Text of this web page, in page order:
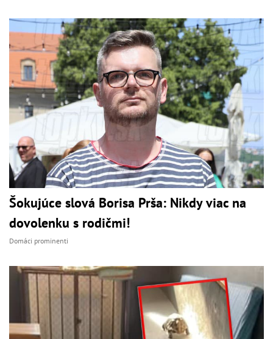
Šokujúce slová Borisa Prša: Nikdy viac na
dovolenku s rodičmi!
Domáci prominenti